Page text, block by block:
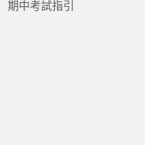
期中考試指引